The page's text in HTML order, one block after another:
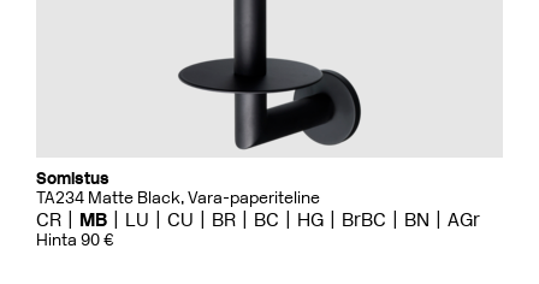
Somistus
TA234 Matte Black, Vara-paperiteline
CR MB LU CU BR BC HG BrBC BN AGr
Hinta 90 €